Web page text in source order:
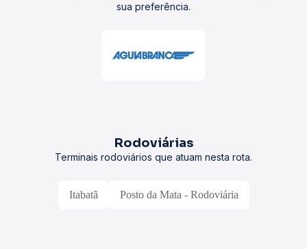
sua preferência.
Rodoviárias
Terminais rodoviários que atuam nesta rota.
Itabatã Posto da Mata - Rodoviária